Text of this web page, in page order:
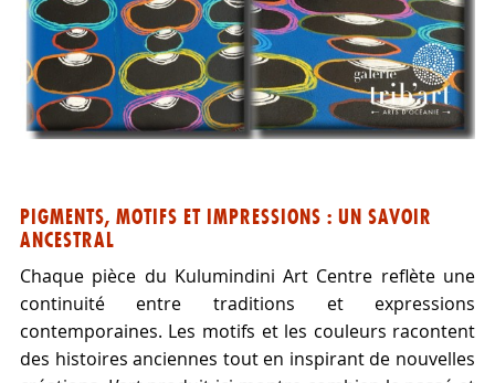
PIGMENTS, MOTIFS ET IMPRESSIONS : UN SAVOIR
ANCESTRAL
Chaque pièce du Kulumindini Art Centre reflète une
continuité entre traditions et expressions
contemporaines. Les motifs et les couleurs racontent
des histoires anciennes tout en inspirant de nouvelles